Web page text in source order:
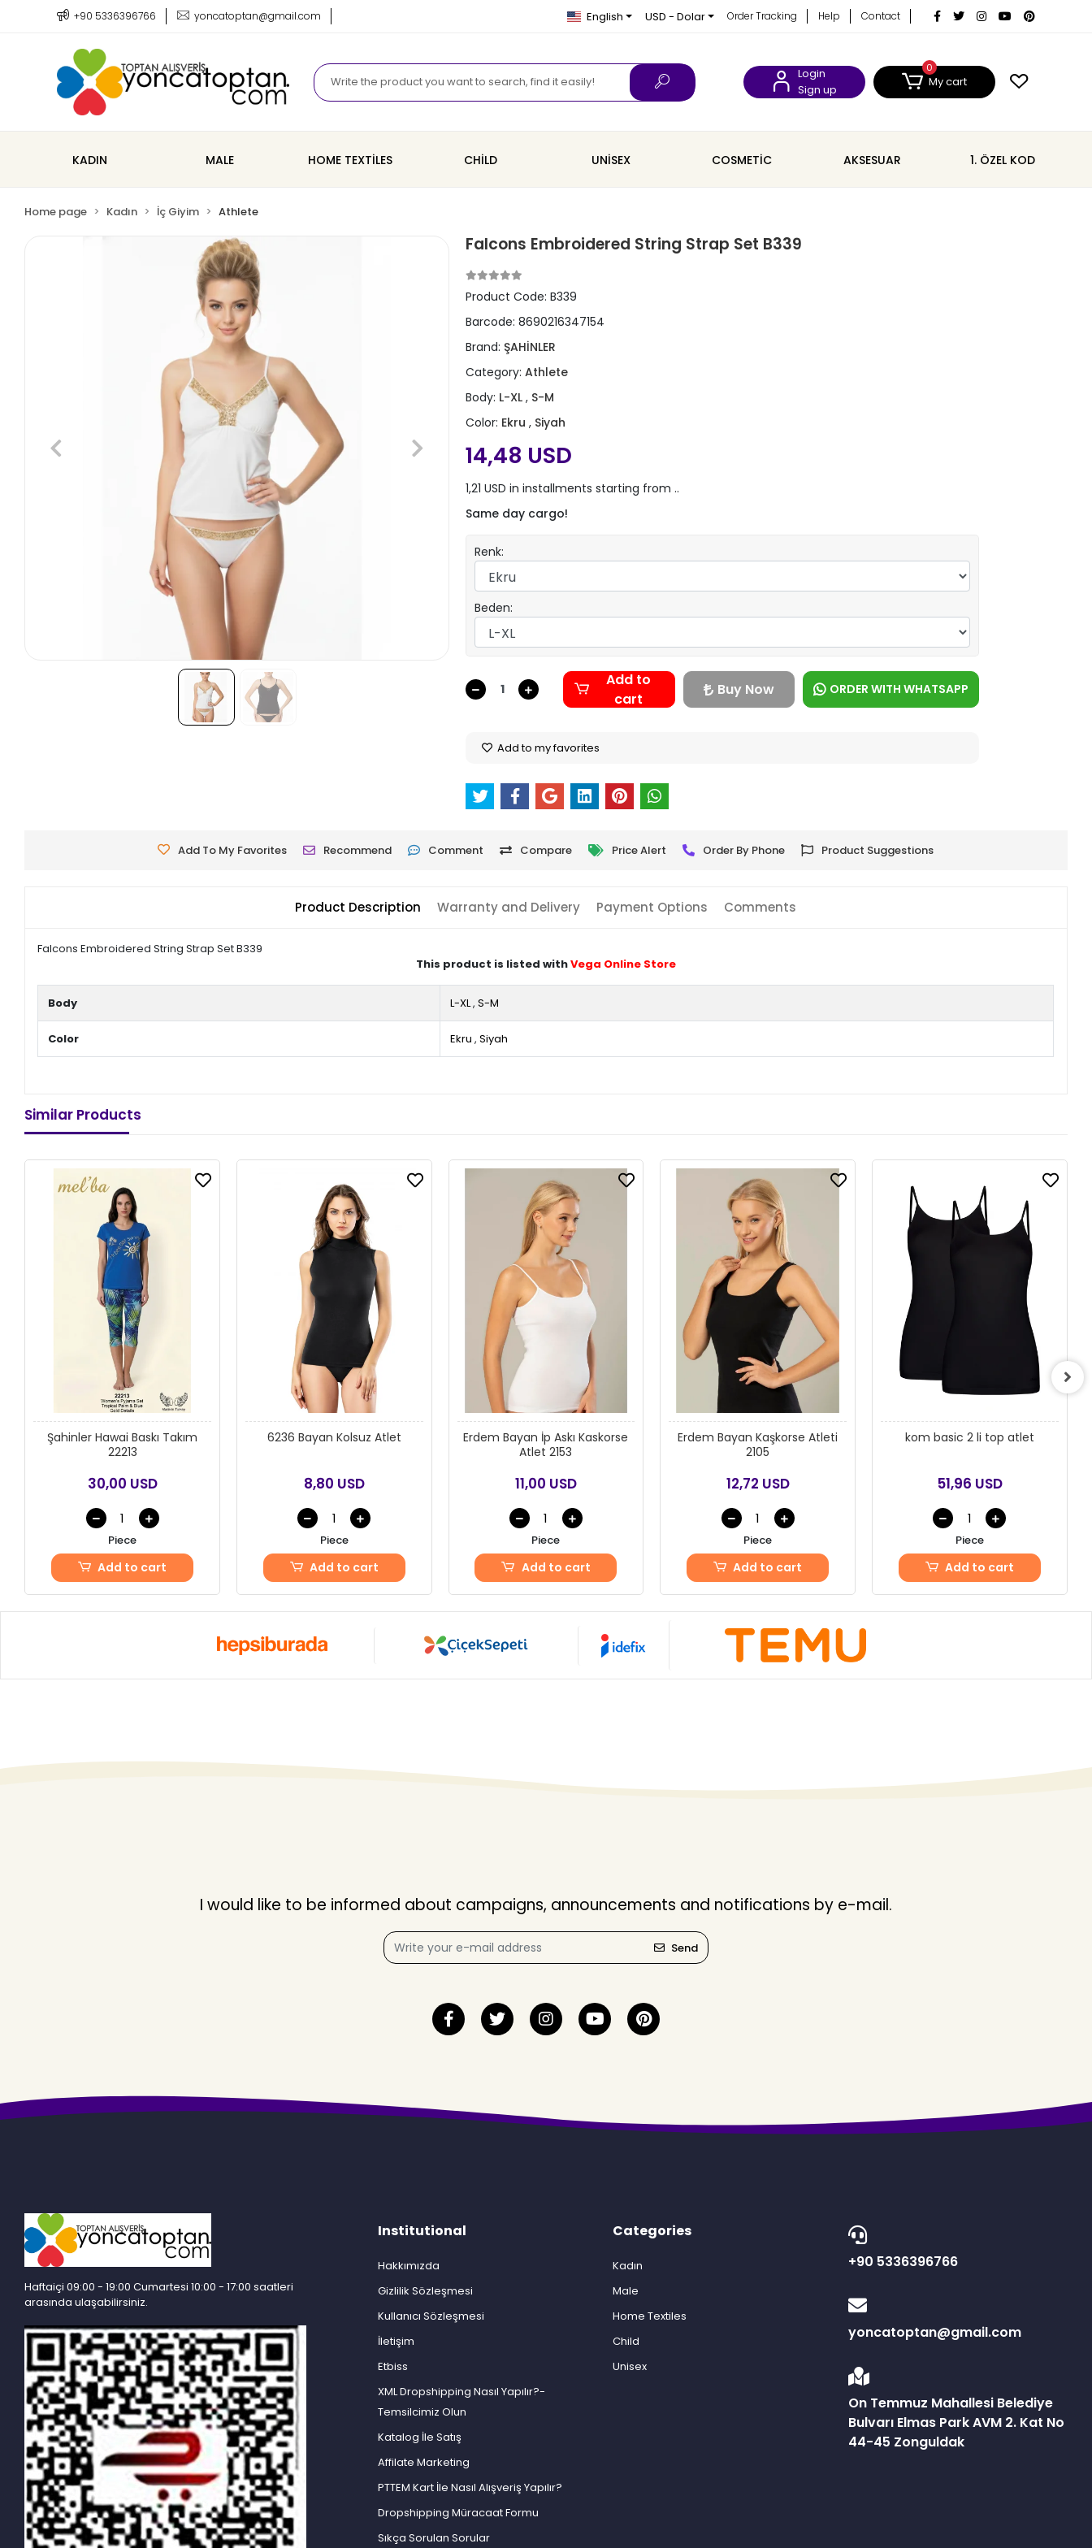
+90 5336396766 yoncatoptan@gmail.com English USD - Dolar Order Tracking Help Contact
Login
Sign up
0
My cart
KADIN MALE HOME TEXTİLES CHİLD UNİSEX COSMETİC AKSESUAR 1. ÖZEL KOD
Home page Kadın İç Giyim Athlete
Falcons Embroidered String Strap Set B339
Product Code:B339
Barcode:8690216347154
Brand: ŞAHİNLER
Category:Athlete
Body: L-XL , S-M
Color: Ekru , Siyah
14,48 USD
1,21 USD in installments starting from ..
Same day cargo!
Renk:
Beden:
Add to
cart
Buy Now ORDER WITH WHATSAPP
Add to my favorites
Add To My Favorites Recommend Comment Compare Price Alert Order By Phone Product Suggestions
Product Description Warranty and Delivery Payment Options Comments
Falcons Embroidered String Strap Set B339
This product is listed withVega Online Store
Body L-XL,S-M
Color Ekru ,Siyah
Similar Products
Şahinler Hawai Baskı Takım
22213
30,00 USD
Piece
Add to cart
6236 Bayan Kolsuz Atlet
8,80 USD
Piece
Add to cart
Erdem Bayan İp Askı Kaskorse
Atlet 2153
11,00 USD
Piece
Add to cart
Erdem Bayan Kaşkorse Atleti
2105
12,72 USD
Piece
Add to cart
kom basic 2 li top atlet
51,96 USD
Piece
Add to cart
I would like to be informed about campaigns, announcements and notifications by e-mail.
Send
Haftaiçi 09:00 - 19:00 Cumartesi 10:00 - 17:00 saatleri
arasında ulaşabilirsiniz.
Institutional
Hakkımızda
Gizlilik Sözleşmesi
Kullanıcı Sözleşmesi
İletişim
Etbiss
XML Dropshipping Nasıl Yapılır?-
Temsilcimiz Olun
Katalog İle Satış
Affilate Marketing
PTTEM Kart İle Nasıl Alışveriş Yapılır?
Dropshipping Müracaat Formu
Sıkça Sorulan Sorular
Categories
Kadın
Male
Home Textiles
Child
Unisex
+90 5336396766
yoncatoptan@gmail.com
On Temmuz Mahallesi Belediye
Bulvarı Elmas Park AVM 2. Kat No
44-45 Zonguldak